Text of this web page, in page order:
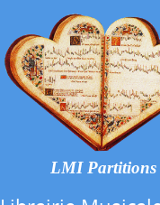
LMI Partitions